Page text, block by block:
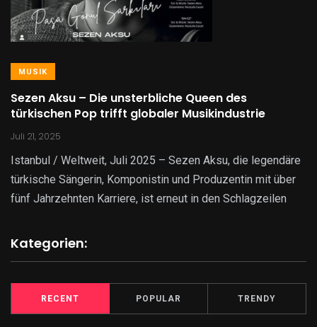
MUSIK
Sezen Aksu – Die unsterbliche Queen des
türkischen Pop trifft globaler Musikindustrie
Juli 21, 2025
Istanbul / Weltweit, Juli 2025 – Sezen Aksu, die legendäre
türkische Sängerin, Komponistin und Produzentin mit über
fünf Jahrzehnten Karriere, ist erneut in den Schlagzeilen
Kategorien:
RECENT POPULAR TRENDY